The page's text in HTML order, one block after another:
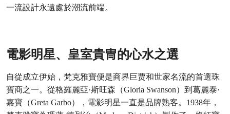
一流設計永遠處於潮流前端。
電影明星、皇室貴冑的心水之選
自從成立伊始，梵克雅寶便是商界巨贾和世家名流的首選珠
寶商之一。從格羅麗亞·斯旺森（Gloria Swanson）到葛麗泰·
嘉寶（Greta Garbo），電影明星一直是品牌熟客。1938年，